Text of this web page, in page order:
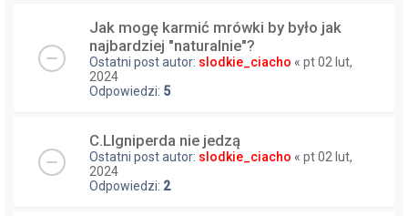
Jak mogę karmić mrówki by było jak
najbardziej "naturalnie"?
Ostatni post autor: slodkie_ciacho « pt 02 lut,
2024
Odpowiedzi: 5
C.LIgniperda nie jedzą
Ostatni post autor: slodkie_ciacho « pt 02 lut,
2024
Odpowiedzi: 2